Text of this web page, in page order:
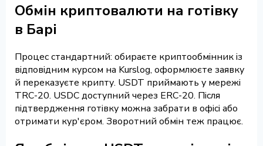
Обмін криптовалюти на готівку
в Барі
Процес стандартний: обираєте криптообмінник із
відповідним курсом на Kurslog, оформлюєте заявку
й переказуєте крипту. USDT приймають у мережі
TRC-20. USDC доступний через ERC-20. Після
підтвердження готівку можна забрати в офісі або
отримати кур'єром. Зворотний обмін теж працює.